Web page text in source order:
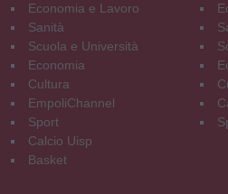
Economia e Lavoro
Sanità
Scuola e Università
Economia
Cultura
EmpoliChannel
Sport
Calcio Uisp
Basket